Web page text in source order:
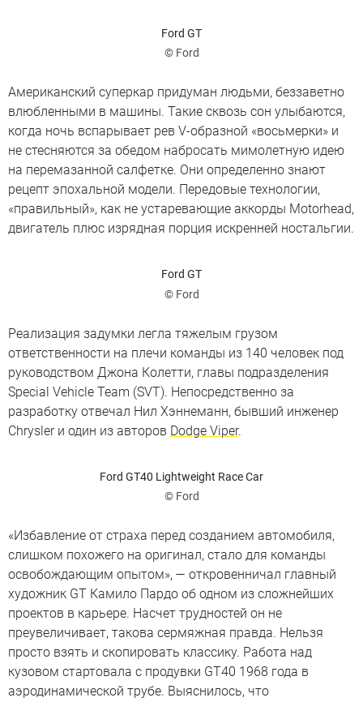
Ford GT
© Ford
Американский суперкар придуман людьми, беззаветно
влюбленными в машины. Такие сквозь сон улыбаются,
когда ночь вспарывает рев V-образной «восьмерки» и
не стесняются за обедом набросать мимолетную идею
на перемазанной салфетке. Они определенно знают
рецепт эпохальной модели. Передовые технологии,
«правильный», как не устаревающие аккорды Motorhead,
двигатель плюс изрядная порция искренней ностальгии.
Ford GT
© Ford
Реализация задумки легла тяжелым грузом
ответственности на плечи команды из 140 человек под
руководством Джона Колетти, главы подразделения
Special Vehicle Team (SVT). Непосредственно за
разработку отвечал Нил Хэннеманн, бывший инженер
Chrysler и один из авторов Dodge Viper.
Ford GT40 Lightweight Race Car
© Ford
«Избавление от страха перед созданием автомобиля,
слишком похожего на оригинал, стало для команды
освобождающим опытом», — откровенничал главный
художник GT Камило Пардо об одном из сложнейших
проектов в карьере. Насчет трудностей он не
преувеличивает, такова сермяжная правда. Нельзя
просто взять и скопировать классику. Работа над
кузовом стартовала с продувки GT40 1968 года в
аэродинамической трубе. Выяснилось, что